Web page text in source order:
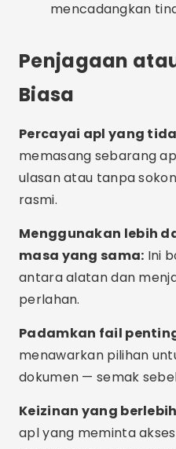
But semula berkala:
telefon anda membantu
Kemas kini sistem:
pengendalian anda
kini termasuk
Gunakan mod
menawarkan mod
mengehadkan
Model dengan lebih
berulang,
kepada telefon dengan
untuk prestasi yang
Soalan Lazim